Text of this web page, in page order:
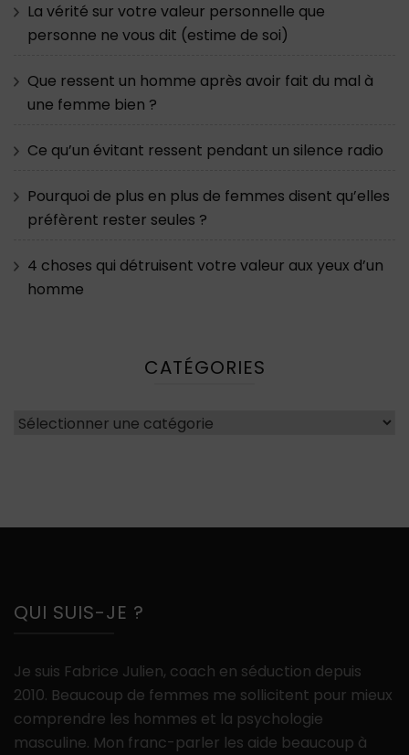
La vérité sur votre valeur personnelle que
personne ne vous dit (estime de soi)
Que ressent un homme après avoir fait du mal à
une femme bien ?
Ce qu’un évitant ressent pendant un silence radio
Pourquoi de plus en plus de femmes disent qu’elles
préfèrent rester seules ?
4 choses qui détruisent votre valeur aux yeux d’un
homme
CATÉGORIES
Catégories
QUI SUIS-JE ?
Je suis Fabrice Julien, coach en séduction depuis
2010. Beaucoup de femmes me sollicitent pour mieux
comprendre les hommes et la psychologie
masculine. Mon franc-parler les aide beaucoup à